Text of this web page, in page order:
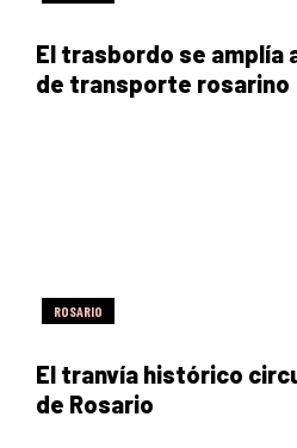
El trasbordo se amplía
de transporte rosarino
ROSARIO
El tranvía histórico
de Rosario